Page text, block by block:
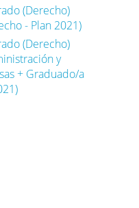
(Derecho)
- Plan 2021)
(Derecho)
y
+ Graduado/a